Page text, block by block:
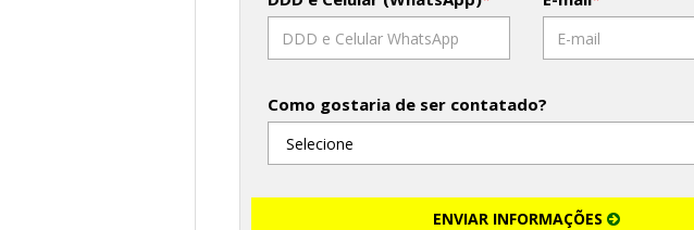
Como gostaria de ser contatado?
ENVIAR INFORMAÇÕES